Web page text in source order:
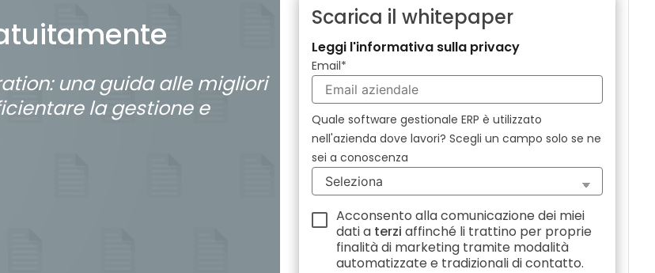
una guida alle migliori
la gestione e
Scarica il whitepaper
Leggi l'informativa sulla privacy
Email*
Quale software gestionale ERP è utilizzato
nell'azienda dove lavori? Scegli un campo solo se ne
sei a conoscenza
Acconsento alla comunicazione dei miei
dati a terzi affinché li trattino per proprie
finalità di marketing tramite modalità
automatizzate e tradizionali di contatto.